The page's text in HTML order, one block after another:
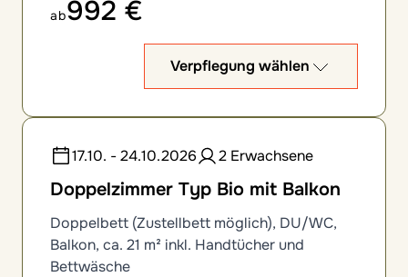
ab992 €
Verpflegung wählen
17.10. - 24.10.2026 2 Erwachsene
Doppelzimmer Typ Bio mit Balkon
Doppelbett (Zustellbett möglich), DU/WC,
Balkon, ca. 21 m² inkl. Handtücher und
Bettwäsche